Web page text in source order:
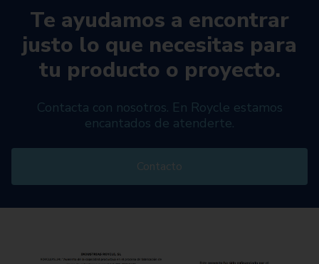
Te ayudamos a encontrar
justo lo que necesitas para
tu producto o proyecto.
Contacta con nosotros. En Roycle estamos
encantados de atenderte.
Contacto